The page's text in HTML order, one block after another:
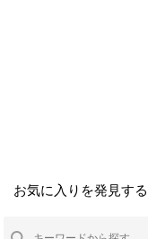
お気に入りを発見する